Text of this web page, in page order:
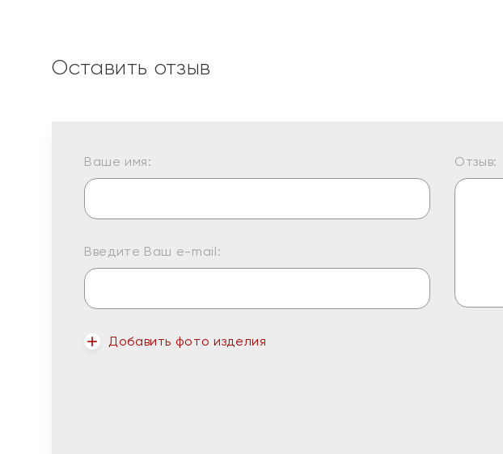
Оставить отзыв
Ваше имя:
Введите Ваш e-mail:
Добавить фото изделия
Отзыв: